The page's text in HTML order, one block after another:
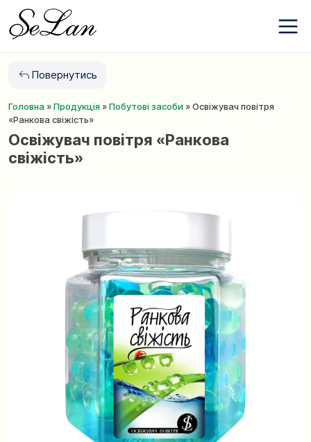
Перейти
до
змісту
Про компанію
Контакти
Обране
+380 (63) 975
77 87
+380 (67) 561
UA
Повернутись
Головна »Продукція »Побутові засоби »Освіжувач повітря
«Ранкова свіжість»
Освіжувач повітря «Ранкова
свіжість»